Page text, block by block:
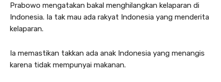
Prabowo mengatakan bakal menghilangkan kelaparan di
Indonesia. Ia tak mau ada rakyat Indonesia yang menderita
kelaparan.
Ia memastikan takkan ada anak Indonesia yang menangis
karena tidak mempunyai makanan.